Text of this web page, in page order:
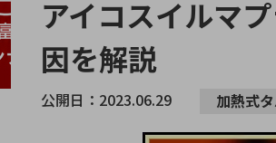
アイコスイルマ
因を解説
公開日： 2023.06.29 加熱式